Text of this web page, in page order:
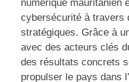
numérique mauritanien
cybersécurité à travers
stratégiques. Grâce à
avec des acteurs clés
des résultats concrets
propulser le pays dans